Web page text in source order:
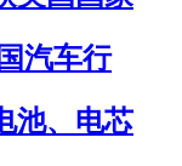
汽车行
池、电芯